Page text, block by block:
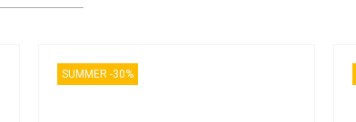
SUMMER -30%